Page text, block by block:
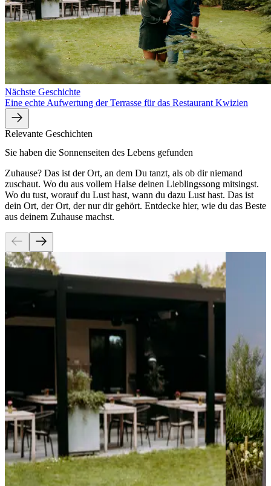
Nächste Geschichte
Eine echte Aufwertung der Terrasse für das Restaurant Kwizien
Relevante Geschichten
Sie haben die Sonnenseiten des Lebens gefunden
Zuhause? Das ist der Ort, an dem Du tanzt, als ob dir niemand
zuschaut. Wo du aus vollem Halse deinen Lieblingssong mitsingst.
Wo du tust, worauf du Lust hast, wann du dazu Lust hast. Das ist
dein Ort, der Ort, der nur dir gehört. Entdecke hier, wie du das Beste
aus deinem Zuhause machst.